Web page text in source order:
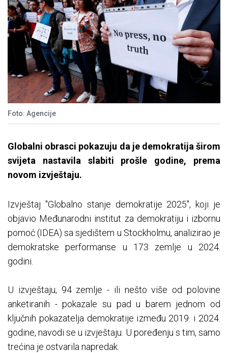
Foto: Agencije
Globalni obrasci pokazuju da je demokratija širom
svijeta nastavila slabiti prošle godine, prema
novom izvještaju.
Izvještaj "Globalno stanje demokratije 2025", koji je
objavio Međunarodni institut za demokratiju i izbornu
pomoć (IDEA) sa sjedištem u Stockholmu, analizirao je
demokratske performanse u 173 zemlje u 2024.
godini.
U izvještaju, 94 zemlje - ili nešto više od polovine
anketiranih - pokazale su pad u barem jednom od
ključnih pokazatelja demokratije između 2019. i 2024.
godine, navodi se u izvještaju. U poređenju s tim, samo
trećina je ostvarila napredak.